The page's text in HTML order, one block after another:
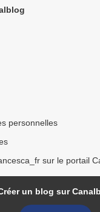
personnelles
sur le portail
un blog sur